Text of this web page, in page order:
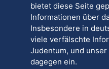
bietet diese Seite
Informationen über
Insbesondere in
viele verfälschte
Judentum, und
dagegen ein.